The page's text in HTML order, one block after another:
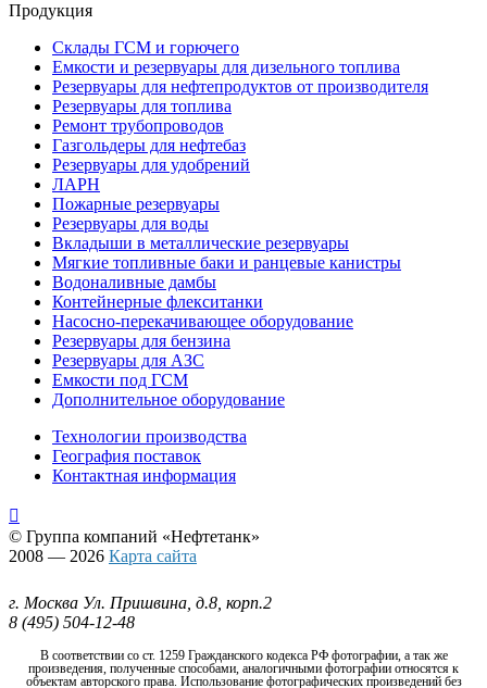
Продукция
Склады ГСМ и горючего
Емкости и резервуары для дизельного топлива
Резервуары для нефтепродуктов от производителя
Резервуары для топлива
Ремонт трубопроводов
Газгольдеры для нефтебаз
Резервуары для удобрений
ЛАРН
Пожарные резервуары
Резервуары для воды
Вкладыши в металлические резервуары
Мягкие топливные баки и ранцевые канистры
Водоналивные дамбы
Контейнерные флекситанки
Насосно-перекачивающее оборудование
Резервуары для бензина
Резервуары для АЗС
Емкости под ГСМ
Дополнительное оборудование
Технологии производства
География поставок
Контактная информация

© Группа компаний «Нефтетанк»
2008 — 2026 Карта сайта
г. Москва Ул. Пришвина, д.8, корп.2
8 (495) 504-12-48
В соответствии со ст. 1259 Гражданского кодекса РФ фотографии, а так же
произведения, полученные способами, аналогичными фотографии относятся к
объектам авторского права. Использование фотографических произведений без